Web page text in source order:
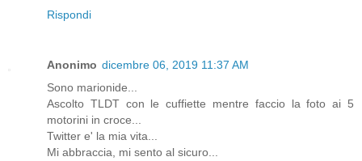
Rispondi
Anonimo dicembre 06, 2019 11:37 AM
Sono marionide...
Ascolto TLDT con le cuffiette mentre faccio la foto ai 5
motorini in croce...
Twitter e' la mia vita...
Mi abbraccia, mi sento al sicuro...